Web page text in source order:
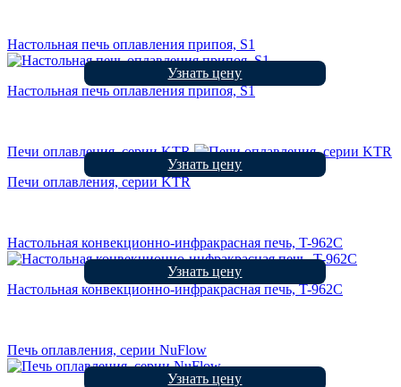
Настольная печь оплавления припоя, S1
Настольная печь оплавления припоя, S1
Узнать цену
Печи оплавления, серии KTR
Печи оплавления, серии KTR
Узнать цену
Настольная конвекционно-инфракрасная печь, T-962С
Настольная конвекционно-инфракрасная печь, T-962С
Узнать цену
Печь оплавления, серии NuFlow
Узнать цену